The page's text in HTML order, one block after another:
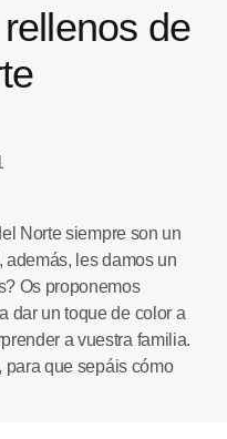
de
Nortesiempre son un
les damos un
Os proponemos
dar un toque de color a
a vuestra familia.
, para que sepáis cómo